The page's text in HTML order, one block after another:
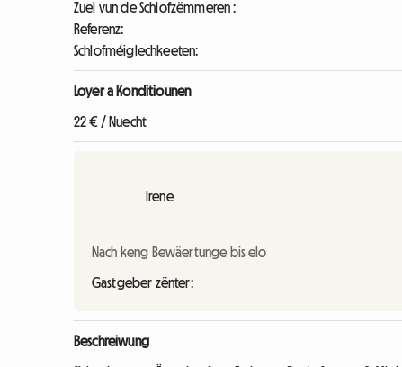
Zuel vun de Schlofzëmmeren :
Referenz:
Schlofméiglechkeeten:
Loyer a Konditiounen
22 € / Nuecht
Irene
Nach keng Bewäertunge bis elo
Gastgeber zënter:
Beschreiwung